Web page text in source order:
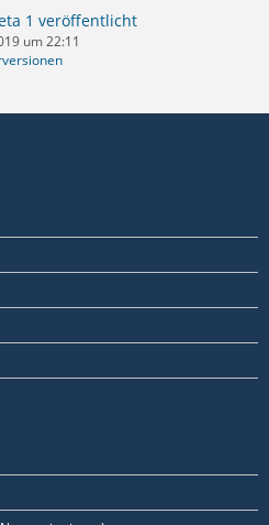
1 veröffentlicht
um 22:11